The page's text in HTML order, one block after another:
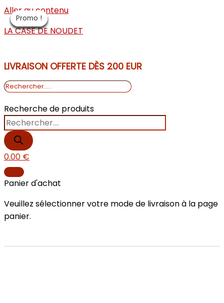
Aller au contenu
LA CASE DE NOUDET
LIVRAISON OFFERTE DÈS 200 EUR
Recherche de produits
0.00 €
Panier d'achat
Veuillez sélectionner votre mode de livraison à la page
panier.
Promo !
Promo !
Promo !
Promo !
Promo !
Promo !
Promo !
Promo !